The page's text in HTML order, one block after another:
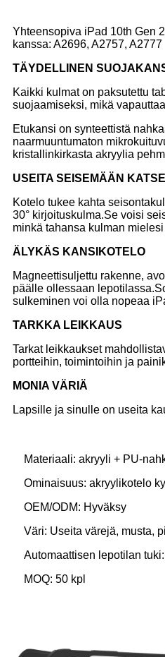
Yhteensopiva iPad 10th Gen
kanssa: A2696, A2757, A2777
TÄYDELLINEN
Kaikki kulmat on paksutettu
suojaamiseksi, mikä
Etukansi on synteettistä
naarmuuntumaton
kristallinkirkasta akryylia
USEITA SEISEMÄÄN
Kotelo tukee kahta
30° kirjoituskulma.Se voisi
minkä tahansa kulman
ÄLYKÄS KANSIKOTELO
Magneettisuljettu rakenne,
päälle ollessaan
sulkeminen voi olla nopeaa
TARKKA LEIKKAUS
Tarkat leikkaukset
portteihin, toimintoihin ja
MONIA VÄRIÄ
Lapsille ja sinulle on useita
Materiaali: akryyli + PU-
Ominaisuus: akryylikotelo
OEM/ODM: Hyväksy
Väri: Useita värejä, musta,
Automaattisen lepotilan
MOQ: 50 kpl